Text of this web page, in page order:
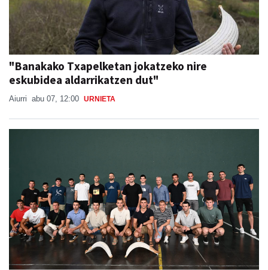
"Banakako Txapelketan jokatzeko nire
eskubidea aldarrikatzen dut"
Aiurri abu 07, 12:00 URNIETA